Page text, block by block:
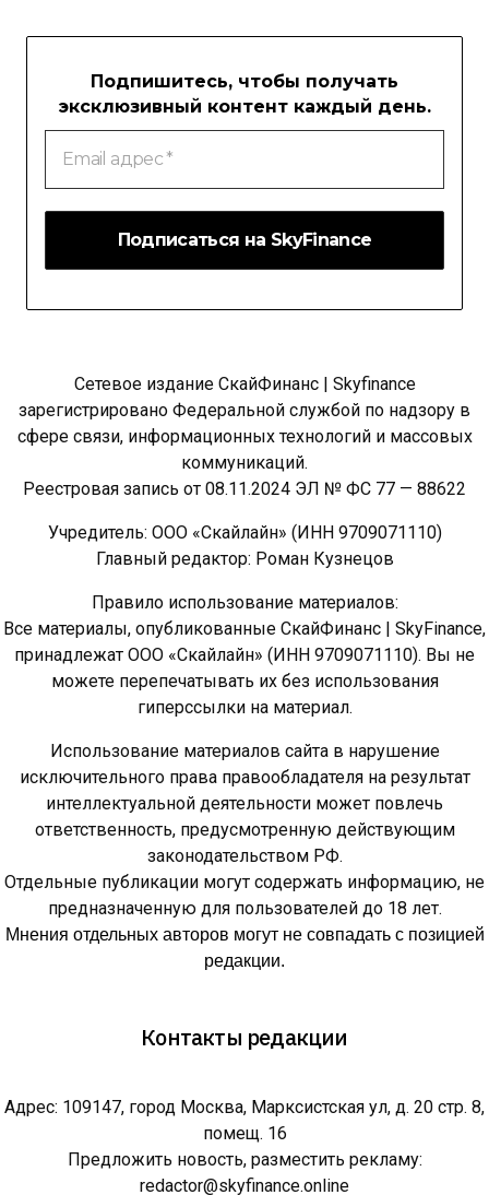
Подпишитесь, чтобы получать
эксклюзивный контент каждый день.
Email
адрес
Сетевое издание СкайФинанс | Skyfinance
зарегистрировано Федеральной службой по надзору в
сфере связи, информационных технологий и массовых
коммуникаций.
Реестровая запись от 08.11.2024 ЭЛ № ФС 77 — 88622
Учредитель: ООО «Скайлайн» (ИНН 9709071110)
Главный редактор: Роман Кузнецов
Правило использование материалов:
Все материалы, опубликованные СкайФинанс | SkyFinance,
принадлежат ООО «Скайлайн» (ИНН 9709071110). Вы не
можете перепечатывать их без использования
гиперссылки на материал.
Использование материалов сайта в нарушение
исключительного права правообладателя на результат
интеллектуальной деятельности может повлечь
ответственность, предусмотренную действующим
законодательством РФ.
Отдельные публикации могут содержать информацию, не
предназначенную для пользователей до 18 лет.
Мнения отдельных авторов могут не совпадать с позицией
редакции.
Контакты редакции
Адрес: 109147, город Москва, Марксистская ул, д. 20 стр. 8,
помещ. 16
Предложить новость, разместить рекламу:
redactor@skyfinance.online